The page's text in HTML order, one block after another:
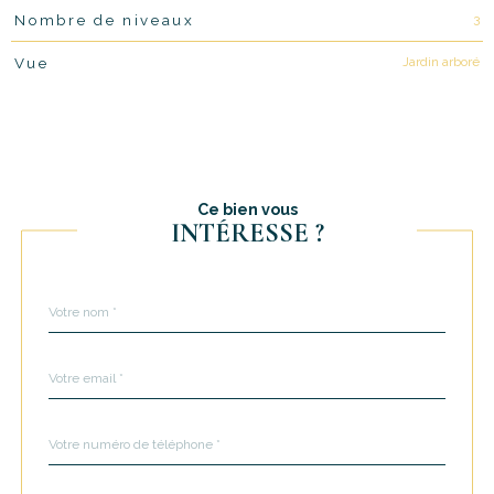
Nombre de niveaux 3
Vue Jardin arboré
Ce bien vous
INTÉRESSE ?
par
*
*
*